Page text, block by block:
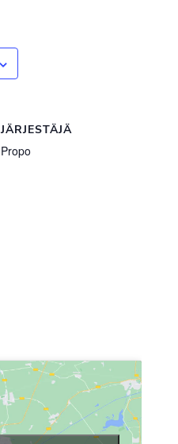
JÄRJESTÄJÄ
Propo